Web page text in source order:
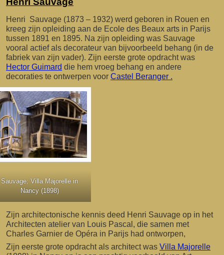
Henri Sauvage (1873 – 1932) werd geboren in Rouen en
kreeg zijn opleiding aan de Ecole des Beaux arts in Parijs
tussen 1891 en 1895. Na zijn opleiding was Sauvage
vooral actief als decorateur van bijvoorbeeld behang (in de
fabriek van zijn vader). Zijn eerste grote opdracht was
Hector Guimard die hem vroeg behang en andere
decoraties te ontwerpen voor Castel Beranger .
Sauvage; Villa Majorelle in
Nancy (1898)
Zijn architectonische kennis deed Henri Sauvage op in het
Architecten atelier van Louis Pascal, die samen met
Charles Garnier de Opéra in Parijs had ontworpen,
Zijn eerste grote opdracht als architect was Villa Majorelle